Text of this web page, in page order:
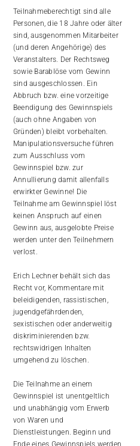
Teilnahmeberechtigt sind alle
Personen, die 18 Jahre oder älter
sind, ausgenommen Mitarbeiter
(und deren Angehörige) des
Veranstalters. Der Rechtsweg
sowie Barablöse vom Gewinn
sind ausgeschlossen. Ein
Abbruch bzw. eine vorzeitige
Beendigung des Gewinnspiels
(auch ohne Angaben von
Gründen) bleibt vorbehalten.
Manipulationsversuche führen
zum Ausschluss vom
Gewinnspiel bzw. zur
Annullierung damit allenfalls
erwirkter Gewinne! Die
Teilnahme am Gewinnspiel löst
keinen Anspruch auf einen
Gewinn aus, ausgelobte Preise
werden unter den Teilnehmern
verlost.
Erich Lechner behält sich das
Recht vor, Kommentare mit
beleidigenden, rassistischen,
jugendgefährdenden,
sexistischen oder anderweitig
diskriminierenden bzw.
rechtswidrigen Inhalten
umgehend zu löschen.
Die Teilnahme an einem
Gewinnspiel ist unentgeltlich
und unabhängig vom Erwerb
von Waren und
Dienstleistungen. Beginn und
Ende eines Gewinnspiels werden